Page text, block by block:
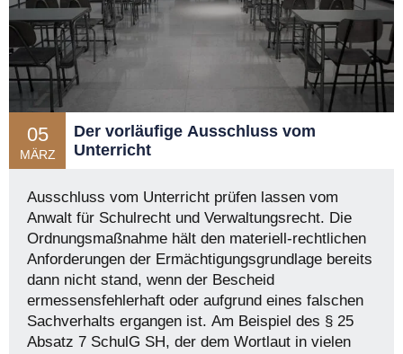
05
MÄRZ
Der vorläufige Ausschluss vom
Unterricht
Ausschluss vom Unterricht prüfen lassen vom
Anwalt für Schulrecht und Verwaltungsrecht. Die
Ordnungsmaßnahme hält den materiell-rechtlichen
Anforderungen der Ermächtigungsgrundlage bereits
dann nicht stand, wenn der Bescheid
ermessensfehlerhaft oder aufgrund eines falschen
Sachverhalts ergangen ist. Am Beispiel des § 25
Absatz 7 SchulG SH, der dem Wortlaut in vielen